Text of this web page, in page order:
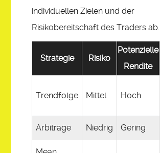
individuellen Zielen und der
Risikobereitschaft des Traders ab.
Strategie Risiko
Potenzielle
Rendite
Trendfolge Mittel Hoch
Arbitrage Niedrig Gering